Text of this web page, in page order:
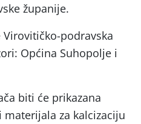
županije.
podravska
Općina Suhopolje i
biti će prikazana
za kalcizaciju